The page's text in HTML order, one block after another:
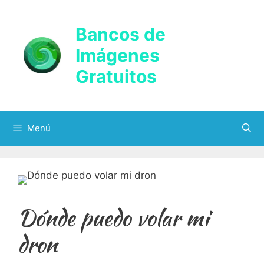
contenido
Bancos de
Imágenes
Gratuitos
Menú
Dónde puedo volar mi
dron